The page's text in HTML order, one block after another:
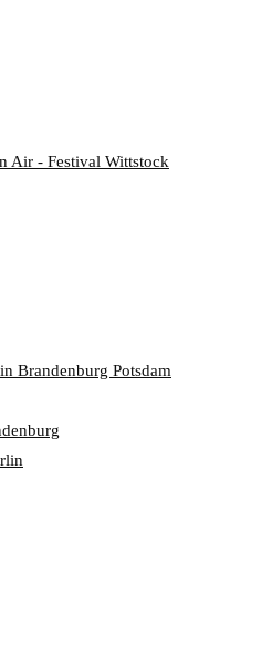
Air - Festival Wittstock
Brandenburg Potsdam